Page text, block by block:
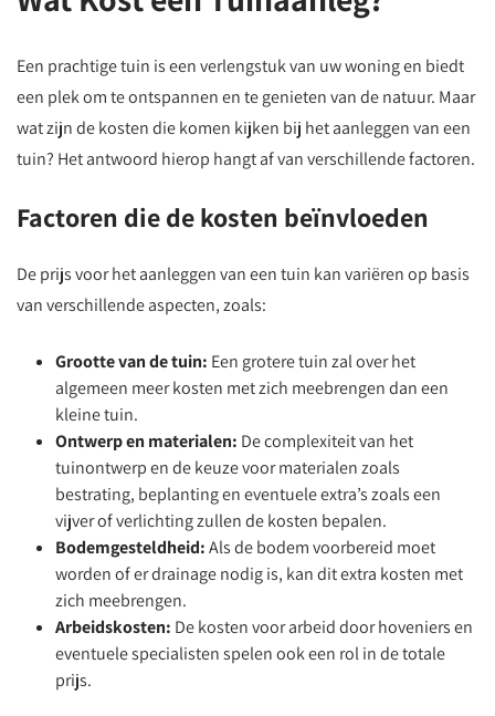
Een prachtige tuin is een verlengstuk van uw woning en biedt
een plek om te ontspannen en te genieten van de natuur. Maar
wat zijn de kosten die komen kijken bij het aanleggen van een
tuin? Het antwoord hierop hangt af van verschillende factoren.
Factoren die de kosten beïnvloeden
De prijs voor het aanleggen van een tuin kan variëren op basis
van verschillende aspecten, zoals:
Grootte van de tuin: Een grotere tuin zal over het
algemeen meer kosten met zich meebrengen dan een
kleine tuin.
Ontwerp en materialen: De complexiteit van het
tuinontwerp en de keuze voor materialen zoals
bestrating, beplanting en eventuele extra’s zoals een
vijver of verlichting zullen de kosten bepalen.
Bodemgesteldheid:Als de bodem voorbereid moet
worden of er drainage nodig is, kan dit extra kosten met
zich meebrengen.
Arbeidskosten: De kosten voor arbeid door hoveniers en
eventuele specialisten spelen ook een rol in de totale
prijs.